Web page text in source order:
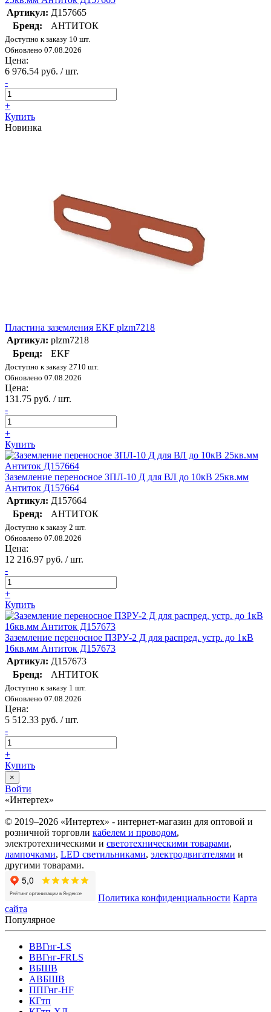
Артикул: Д157665
Бренд:
АНТИТОК
Доступно к заказу 10 шт.
Обновлено 07.08.2026
Цена:
6 976.54 руб. / шт.
-
+
Купить
Новинка
Пластина заземления EKF plzm7218
Артикул: plzm7218
Бренд:
EKF
Доступно к заказу 2710 шт.
Обновлено 07.08.2026
Цена:
131.75 руб. / шт.
-
+
Купить
Заземление переносное ЗПЛ-10 Д для ВЛ до 10кВ 25кв.мм
Антиток Д157664
Артикул: Д157664
Бренд:
АНТИТОК
Доступно к заказу 2 шт.
Обновлено 07.08.2026
Цена:
12 216.97 руб. / шт.
-
+
Купить
Заземление переносное ПЗРУ-2 Д для распред. устр. до 1кВ
16кв.мм Антиток Д157673
Артикул: Д157673
Бренд:
АНТИТОК
Доступно к заказу 1 шт.
Обновлено 07.08.2026
Цена:
5 512.33 руб. / шт.
-
+
Купить
×
Войти
«Интертех»
© 2019–2026 «Интертех» - интернет-магазин для оптовой и
розничной торговли кабелем и проводом,
электротехническими и светотехническими товарами,
лампочками, LED светильниками, электродвигателями и
другими товарами.
Политика конфиденциальности Карта
сайта
Популярное
ВВГнг-LS
ВВГнг-FRLS
ВБШВ
АВБШВ
ППГнг-HF
КГтп